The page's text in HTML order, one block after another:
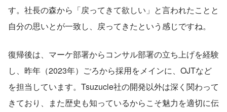
す。社長の森から「戻ってきて欲しい」と言われたことと
自分の思いとが一致し、戻ってきたという感じですね。
復帰後は、マーケ部署からコンサル部署の立ち上げを経験
し、昨年（2023年）ごろから採用をメインに、OJTなど
を担当しています。Tsuzucle社の開発以外は深く関わって
きており、また歴史も知っているからこそ魅力を適切に伝